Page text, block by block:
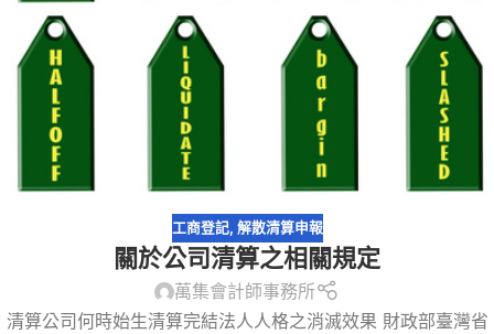
工商登記, 解散清算申報
關於公司清算之相關規定
萬集會計師事務所
清算公司何時始生清算完結法人人格之消滅效果 財政部臺灣省